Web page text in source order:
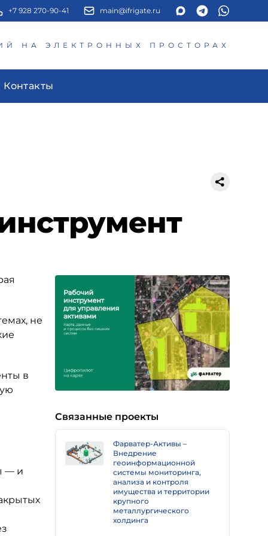
+7 928 270-90-41 main@ifrigate.ru
НА ЭЛЕКТРОННЫХ ПРОСТОРАХ
Контакты
не
в
— и
Связанные проекты
Фарватер-Активы –
Внедрение
геоинформационной
системы мониторинга,
анализа и контроля
имущества и территории
крупного
металлургического
холдинга